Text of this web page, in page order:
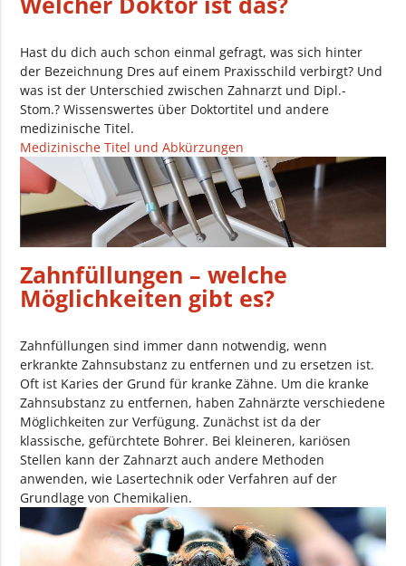
Hast du dich auch schon einmal gefragt, was sich hinter
der Bezeichnung Dres auf einem Praxisschild verbirgt? Und
was ist der Unterschied zwischen Zahnarzt und Dipl.-
Stom.? Wissenswertes über Doktortitel und andere
medizinische Titel.
Medizinische Titel und Abkürzungen
Zahnfüllungen – welche
Möglichkeiten gibt es?
Zahnfüllungen sind immer dann notwendig, wenn
erkrankte Zahnsubstanz zu entfernen und zu ersetzen ist.
Oft ist Karies der Grund für kranke Zähne. Um die kranke
Zahnsubstanz zu entfernen, haben Zahnärzte verschiedene
Möglichkeiten zur Verfügung. Zunächst ist da der
klassische, gefürchtete Bohrer. Bei kleineren, kariösen
Stellen kann der Zahnarzt auch andere Methoden
anwenden, wie Lasertechnik oder Verfahren auf der
Grundlage von Chemikalien.